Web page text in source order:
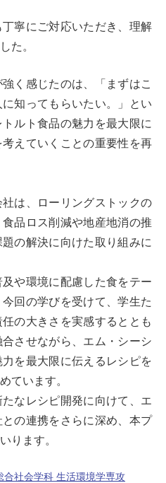
寧にご対応いただき、理解
た。
く感じたのは、「まずはこ
知ってもらいたい。」とい
ルト食品の魅力を最大限に
えていくことの重要性を再
は、ローリングストックの
品ロス削減や地産地消の推
の解決に向けた取り組みに
や環境に配慮した食をテー
回の学びを受けて、学生た
の大きさを実感するととも
させながら、エム・シーシ
を最大限に伝えるレシピを
ています。
なレシピ開発に向けて、エ
の連携をさらに深め、本プ
ります。
合社会学科 生活環境学専攻